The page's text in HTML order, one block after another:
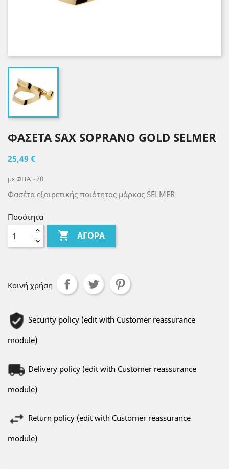
ΦΑΣΕΤΑ SAX SOPRANO GOLD SELMER
25,49 €
με ΦΠΑ 20
Φασέτα εξαιρετικής ποιότητας μάρκας SELMER
Ποσότητα
 ΑΓΟΡΆ
Κοινή χρήση
Security policy (edit with Customer reassurance
module)
Delivery policy (edit with Customer reassurance
module)
Return policy (edit with Customer reassurance
module)